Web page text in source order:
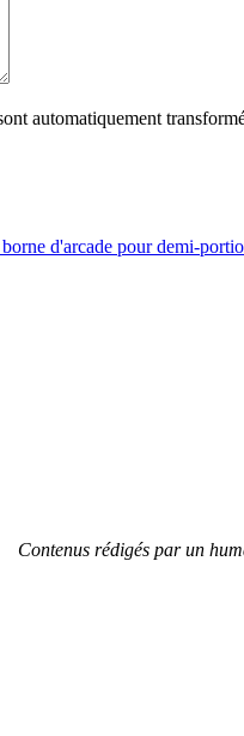
automatiquement
d'arcade pour demi-
Contenus rédigés par un